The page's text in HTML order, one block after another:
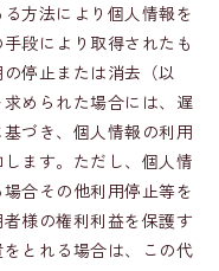
方法により個人情報を
段により取得されたも
停止または消去（以
められた場合には、遅
づき、個人情報の利用
ます。ただし、個人情
合その他利用停止等を
様の権利利益を保護す
とれる場合は、この代